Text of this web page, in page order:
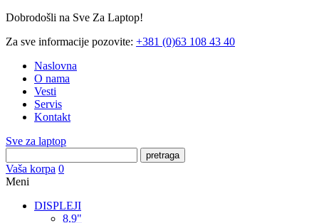
Dobrodošli na Sve Za Laptop!
Za sve informacije pozovite: +381 (0)63 108 43 40
Naslovna
O nama
Vesti
Servis
Kontakt
Sve za laptop
pretraga
Vaša korpa 0
Meni
DISPLEJI
8.9"